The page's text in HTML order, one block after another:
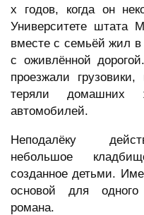
х годов, когда он
Университете штата
вместе с семьёй жил
с оживлённой
проезжали
теряли домашних
автомобилей.
Неподалёку
небольшое
созданное детьми.
основой для
романа.